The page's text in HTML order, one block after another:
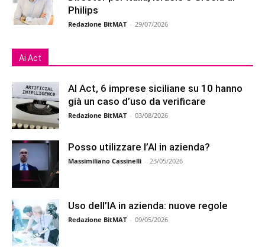
Philips
Redazione BitMAT - 29/07/2026
Ai Act
AI Act, 6 imprese siciliane su 10 hanno
già un caso d’uso da verificare
Redazione BitMAT - 03/08/2026
Posso utilizzare l’AI in azienda?
Massimiliano Cassinelli - 23/05/2026
Uso dell’IA in azienda: nuove regole
Redazione BitMAT - 09/05/2026